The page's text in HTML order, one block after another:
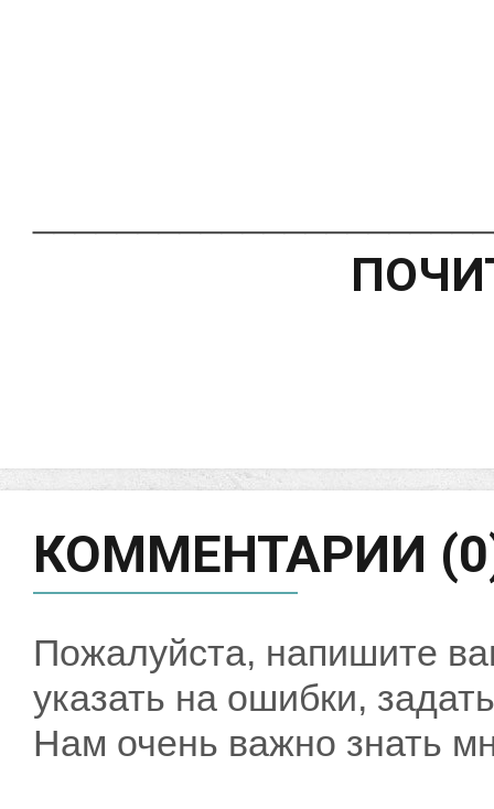
КОММЕНТАРИИ
Пожалуйста, напишите
указать на ошибки,
Нам очень важно знать